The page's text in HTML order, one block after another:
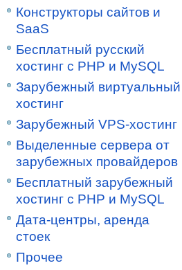
Конструкторы сайтов и
SaaS
Бесплатный русский
хостинг с PHP и MySQL
Зарубежный виртуальный
хостинг
Зарубежный VPS-хостинг
Выделенные сервера от
зарубежных провайдеров
Бесплатный зарубежный
хостинг с PHP и MySQL
Дата-центры, аренда
стоек
Прочее